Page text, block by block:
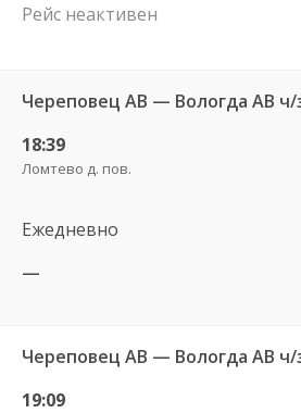
Рейс неактивен
Череповец АВ — Вологда АВ ч/
18:39
Ломтево д. пов.
Ежедневно
—
Череповец АВ — Вологда АВ ч/
19:09